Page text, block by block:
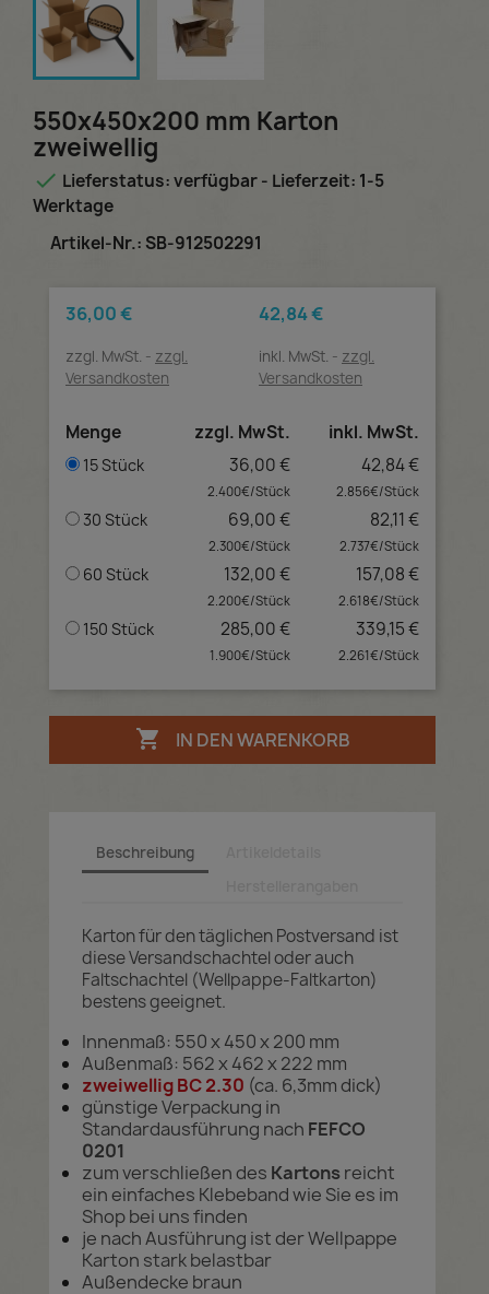
550x450x200 mm Karton
zweiwellig
 Lieferstatus: verfügbar - Lieferzeit: 1-5
Werktage
Artikel-Nr.: SB-912502291
36,00 €
zzgl. MwSt.
zzgl.
Versandkosten
42,84 €
inkl. MwSt.
zzgl.
Versandkosten
Menge zzgl. MwSt. inkl. MwSt.
15 Stück 36,00 €
2.400€/Stück
42,84 €
2.856€/Stück
30 Stück 69,00 €
2.300€/Stück
82,11 €
2.737€/Stück
60 Stück 132,00 €
2.200€/Stück
157,08 €
2.618€/Stück
150 Stück 285,00 €
1.900€/Stück
339,15 €
2.261€/Stück
 IN DEN WARENKORB
Beschreibung
Karton für den täglichen Postversand ist
diese Versandschachtel oder auch
Faltschachtel (Wellpappe-Faltkarton)
bestens geeignet.
Innenmaß: 550 x 450 x 200 mm
Außenmaß: 562 x 462 x 222 mm
zweiwellig BC 2.30 (ca. 6,3mm dick)
günstige Verpackung in
Standardausführung nach FEFCO
0201
zum verschließen des Kartonsreicht
ein einfaches Klebeband wie Sie es im
Shop bei uns finden
je nach Ausführung ist der Wellpappe
Karton stark belastbar
Außendecke braun